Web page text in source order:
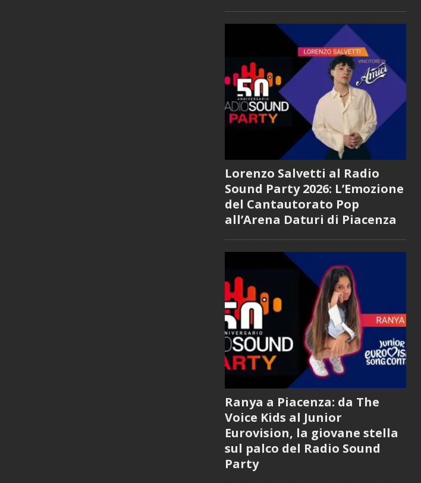
Lorenzo Salvetti al Radio
Sound Party 2026: L’Emozione
del Cantautorato Pop
all’Arena Daturi di Piacenza
Ranya a Piacenza: da The
Voice Kids al Junior
Eurovision, la giovane stella
sul palco del Radio Sound
Party